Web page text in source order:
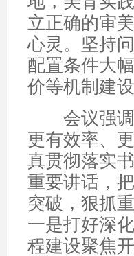
立正确的审
心灵。坚持
配置条件大
价等机制建
会议强调
更有效率、
真贯彻落实
重要讲话，
突破，狠抓
一是打好深
程建设聚焦